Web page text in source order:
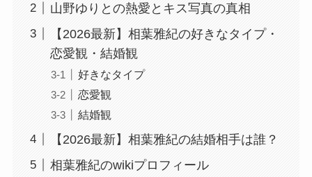
山野ゆりとの熱愛とキス写真の真相
【2026最新】相葉雅紀の好きなタイプ・
恋愛観・結婚観
好きなタイプ
恋愛観
結婚観
【2026最新】相葉雅紀の結婚相手は誰？
相葉雅紀のwikiプロフィール